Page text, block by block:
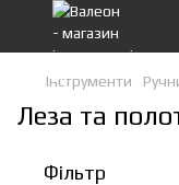
Інструменти
Леза та
Фільтр